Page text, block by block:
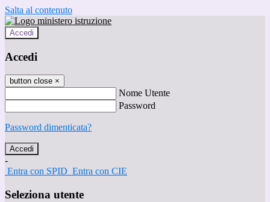
Salta al contenuto
Accedi
Accedi
button close ×
Nome Utente
Password
Password dimenticata?
-
Entra con SPID Entra con CIE
Seleziona utente